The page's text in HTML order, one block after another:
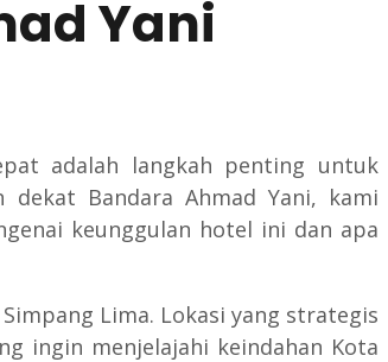
Yani
adalah langkah penting untuk
Bandara Ahmad Yani, kami
keunggulan hotel ini dan apa
Lima. Lokasi yang strategis
ingin menjelajahi keindahan Kota